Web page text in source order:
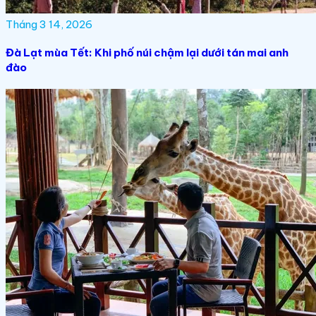
Tháng 3 14, 2026
Đà Lạt mùa Tết: Khi phố núi chậm lại dưới tán mai anh
đào